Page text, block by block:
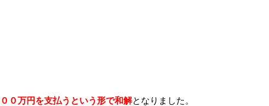
０万円を支払うという形で和解となりました。